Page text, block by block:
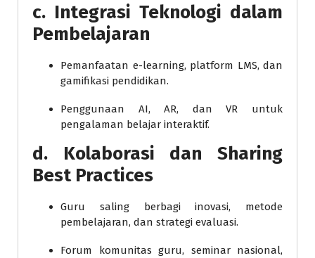
c. Integrasi Teknologi dalam
Pembelajaran
Pemanfaatan e-learning, platform LMS, dan
gamifikasi pendidikan.
Penggunaan AI, AR, dan VR untuk
pengalaman belajar interaktif.
d. Kolaborasi dan Sharing
Best Practices
Guru saling berbagi inovasi, metode
pembelajaran, dan strategi evaluasi.
Forum komunitas guru, seminar nasional,